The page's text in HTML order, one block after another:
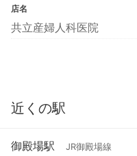
店名
共立産婦人科医院
近くの駅
御殿場駅 JR御殿場線